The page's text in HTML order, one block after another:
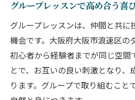
グループレッスンで高め合う喜
グループレッスンは、仲間と共に
機会です。大阪府大阪市浪速区の
初心者から経験者までが同じ空間
とで、お互いの良い刺激となり、
ります。グループで取り組むこと